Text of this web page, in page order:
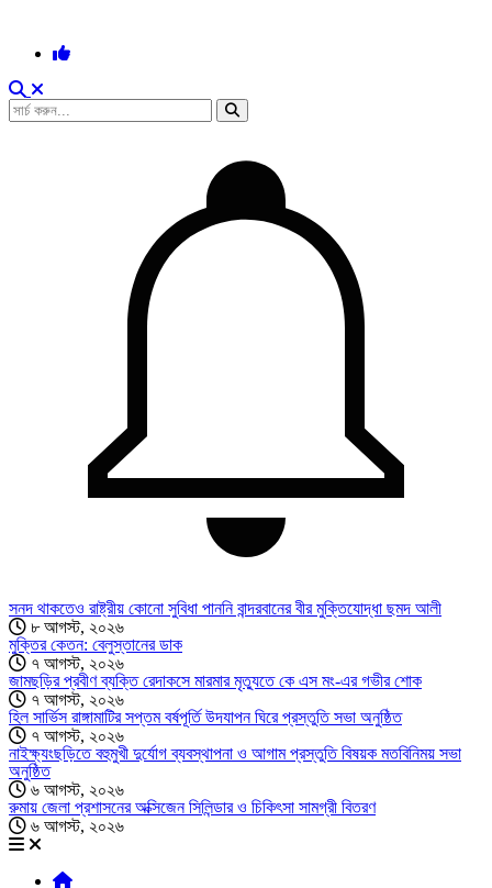
সনদ থাকতেও রাষ্ট্রীয় কোনো সুবিধা পাননি বান্দরবানের বীর মুক্তিযোদ্ধা ছমদ আলী
৮ আগস্ট, ২০২৬
মুক্তির কেতন: বেলুস্তানের ডাক
৭ আগস্ট, ২০২৬
জামছড়ির প্রবীণ ব্যক্তি রেদাকসে মারমার মৃত্যুতে কে এস মং-এর গভীর শোক
৭ আগস্ট, ২০২৬
হিল সার্ভিস রাঙ্গামাটির সপ্তম বর্ষপূর্তি উদযাপন ঘিরে প্রস্তুতি সভা অনুষ্ঠিত
৭ আগস্ট, ২০২৬
নাইক্ষ্যংছড়িতে বহুমুখী দুর্যোগ ব্যবস্থাপনা ও আগাম প্রস্তুতি বিষয়ক মতবিনিময় সভা
অনুষ্ঠিত
৬ আগস্ট, ২০২৬
রুমায় জেলা প্রশাসনের অক্সিজেন সিলিন্ডার ও চিকিৎসা সামগ্রী বিতরণ
৬ আগস্ট, ২০২৬